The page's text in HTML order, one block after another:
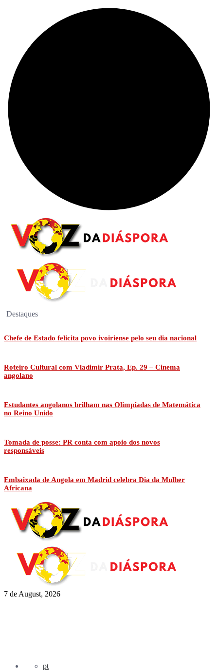
Destaques
Chefe de Estado felicita povo ivoiriense pelo seu dia nacional
Roteiro Cultural com Vladimir Prata, Ep. 29 – Cinema
angolano
Estudantes angolanos brilham nas Olimpíadas de Matemática
no Reino Unido
Tomada de posse: PR conta com apoio dos novos
responsáveis
Embaixada de Angola em Madrid celebra Dia da Mulher
Africana
7 de August, 2026
pt